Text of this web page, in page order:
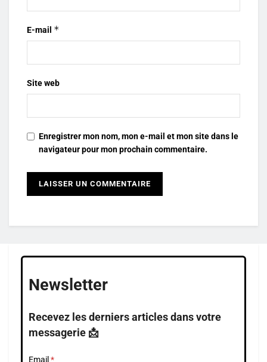
E-mail *
Site web
Enregistrer mon nom, mon e-mail et mon site dans le
navigateur pour mon prochain commentaire.
Newsletter
Recevez les derniers articles dans votre
messagerie 📩
Email